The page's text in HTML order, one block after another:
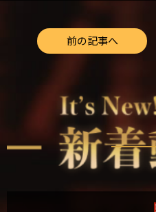
前の記事へ